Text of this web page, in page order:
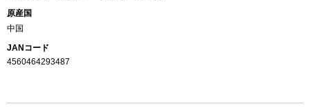
原産国
中国
JANコード
4560464293487